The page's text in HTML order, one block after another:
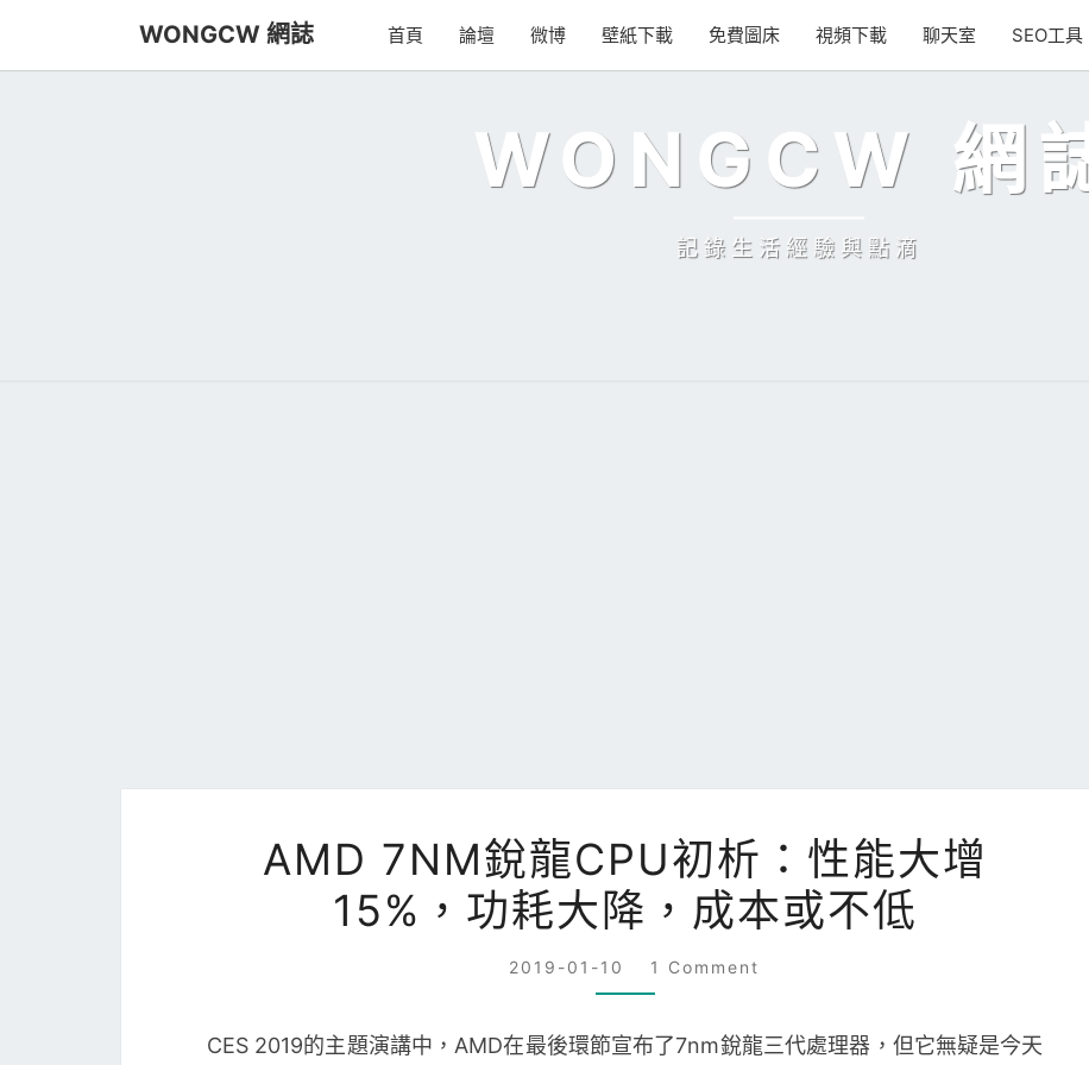
WONGCW 網誌 首頁 論壇 微博 壁紙下載 免費圖床 視頻下載 聊天室 SEO工具
WONGCW 網誌
AMD
7NM
龍
CPU
AMD 7NM銳龍CPU初析：性能大增
15%，功耗大降，成本或不低
2019-01-10 COMMENTS
1 Comment